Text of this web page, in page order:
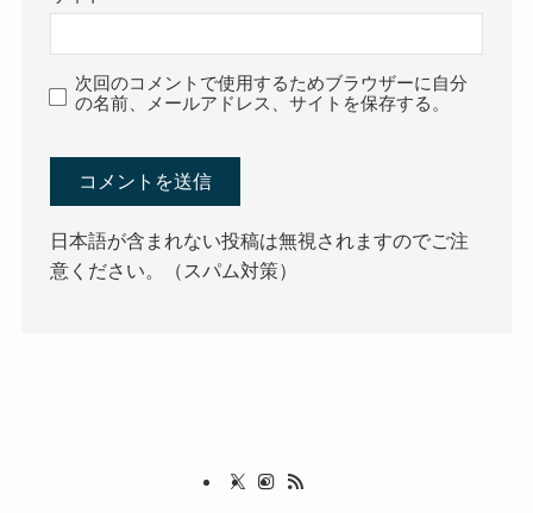
次回のコメントで使用するためブラウザーに自分
の名前、メールアドレス、サイトを保存する。
日本語が含まれない投稿は無視されますのでご注
意ください。（スパム対策）